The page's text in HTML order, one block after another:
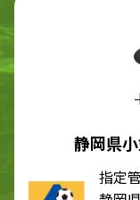
静岡県
指定